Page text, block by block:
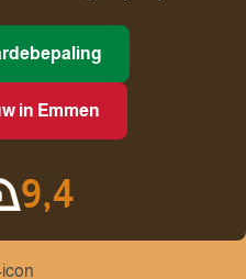
in Emmen
9,4